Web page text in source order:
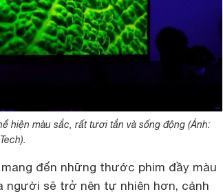
hiện màu sắc, rất tươi tắn và sống động (Ảnh:
đến những thước phim đầy màu
người sẽ trở nên tự nhiên hơn, cảnh